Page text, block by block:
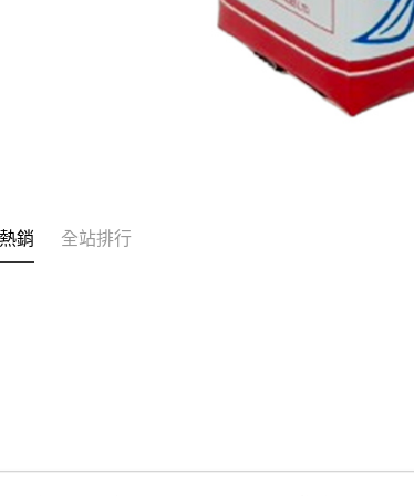
銷 全站排行